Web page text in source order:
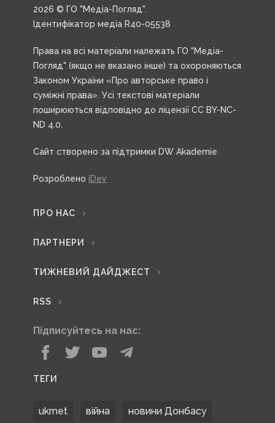
2026 © ГО "Медіа-Погляд".
Ідентифікатор медіа R40-05538
Права на всі матеріали належать ГО "Медіа-
Погляд" (якщо не вказано інше) та охороняються
Законом України «Про авторське право і
суміжні права». Усі текстові матеріали
поширюються відповідно до ліцензії CC BY-NC-
ND 4.0.
Сайт створено за підтримки DW Akademie
Розроблено iDev
ПРО НАС
ПАРТНЕРИ
ТИЖНЕВИЙ ДАЙДЖЕСТ
RSS
Підписуйтесь на нас:
ТЕГИ
ukrnet війна новини Донбасу